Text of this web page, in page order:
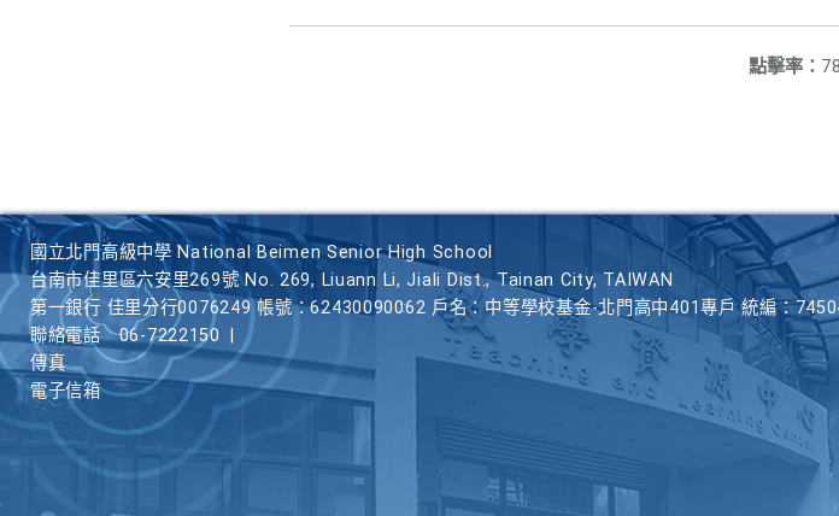
點擊率：
國立北門高級中學 National Beimen Senior High School
台南市佳里區六安里269號 No. 269, Liuann Li, Jiali Dist., Tainan City, TAIWAN
第一銀行 佳里分行0076249 帳號：62430090062 戶名：中等學校基金-北門高中401專戶 統編：
聯絡電話
06-7222150
傳真
電子信箱